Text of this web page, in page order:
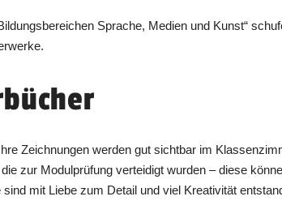
Sprache, Medien und Kunst“
Zeichnungen werden gut sichtbar im
zur Modulprüfung verteidigt wurden – diese
mit Liebe zum Detail und viel Kreativität